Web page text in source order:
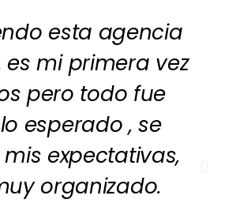
esta agencia
es mi primera vez
pero todo fue
esperado , se
expectativas,
organizado.